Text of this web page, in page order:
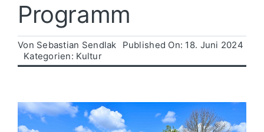
Politik
Wirtschaft
Programm
Von Sebastian Sendlak
Published On: 18. Juni 2024
Kategorien: Kultur